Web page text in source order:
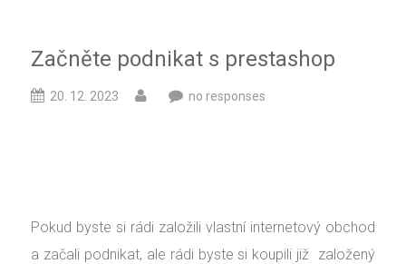
Začněte podnikat s prestashop
20. 12. 2023 no responses
Pokud byste si rádi založili vlastní internetový obchod
a začali podnikat, ale rádi byste si koupili již založený